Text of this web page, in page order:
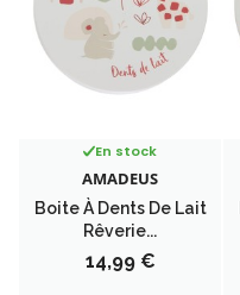
En stock
AMADEUS
Boite À Dents De Lait
Rêverie...
Prix
14,99 €